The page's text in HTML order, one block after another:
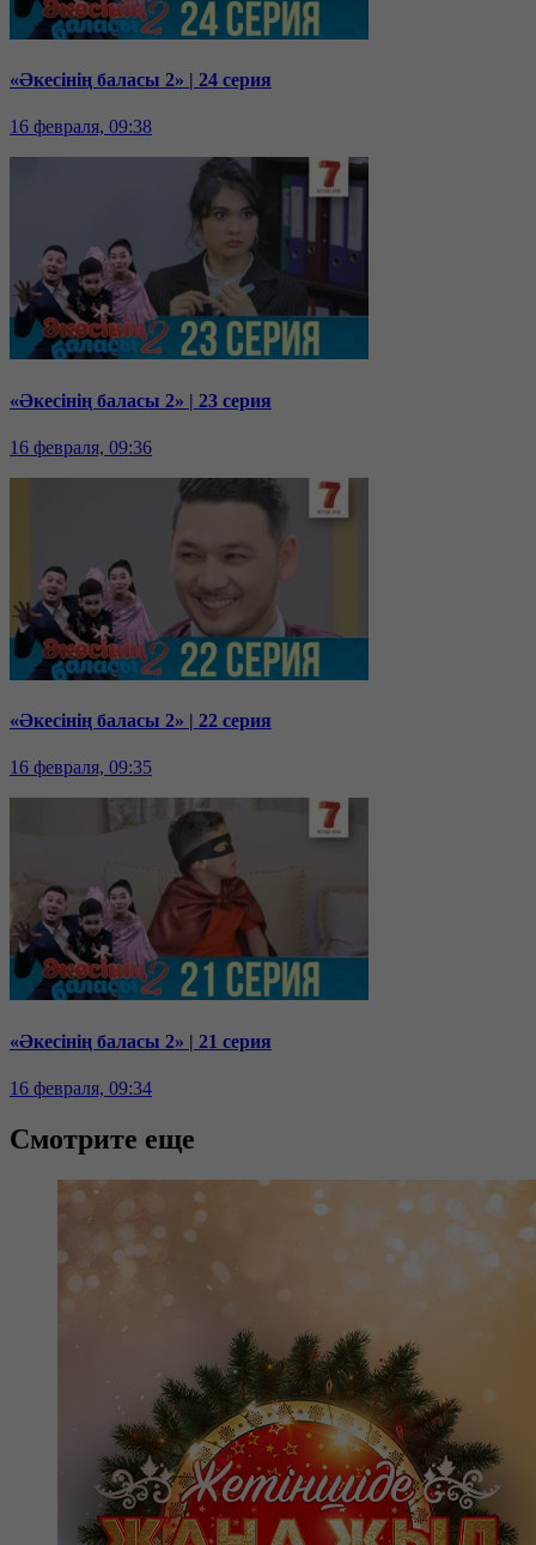
«Әкесінің баласы 2» | 24 серия
16 февраля, 09:38
«Әкесінің баласы 2» | 23 серия
16 февраля, 09:36
«Әкесінің баласы 2» | 22 серия
16 февраля, 09:35
«Әкесінің баласы 2» | 21 серия
16 февраля, 09:34
Смотрите еще